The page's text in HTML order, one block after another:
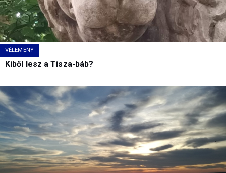
VÉLEMÉNY
Kiből lesz a Tisza-báb?